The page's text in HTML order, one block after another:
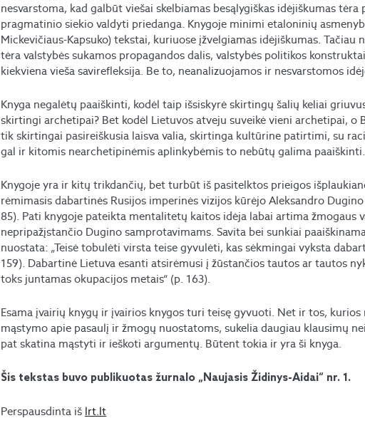
nesvarstoma, kad galbūt viešai skelbiamas besąlygiškas idėjiškumas
pragmatinio siekio valdyti priedanga. Knygoje minimi etaloninių
Mickevičiaus-Kapsuko) tekstai, kuriuose įžvelgiamas idėjiškumas. Tačiau
tėra valstybės sukamos propagandos dalis, valstybės politikos
kiekviena vieša savirefleksija. Be to, neanalizuojamos ir nesvarstomos
Knyga negalėtų paaiškinti, kodėl taip išsiskyrė skirtingų šalių keliai
skirtingi archetipai? Bet kodėl Lietuvos atveju suveikė vieni archetipai, o
tik skirtingai pasireiškusia laisva valia, skirtinga kultūrine patirtimi, su
gal ir kitomis nearchetipinėmis aplinkybėmis to nebūtų galima paaiškinti.
Knygoje yra ir kitų trikdančių, bet turbūt iš pasitelktos prieigos
rėmimasis dabartinės Rusijos imperinės vizijos kūrėjo Aleksandro
85). Pati knygoje pateikta mentalitetų kaitos idėja labai artima žmogaus
nepripažįstančio Dugino samprotavimams. Savita bei sunkiai
nuostata: „Teisė tobulėti virsta teise gyvulėti, kas sėkmingai vyksta
159). Dabartinė Lietuva esanti atsirėmusi į žūstančios tautos ar tautos
toks juntamas okupacijos metais“ (p. 163).
Esama įvairių knygų ir įvairios knygos turi teisę gyvuoti. Net ir tos,
mąstymo apie pasaulį ir žmogų nuostatoms, sukelia daugiau klausimų
pat skatina mąstyti ir ieškoti argumentų. Būtent tokia ir yra ši knyga.
Šis tekstas buvo publikuotas žurnalo „Naujasis Židinys-Aidai“ nr. 1.
Perspausdinta iš lrt.lt